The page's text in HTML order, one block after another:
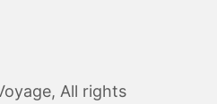
All rights